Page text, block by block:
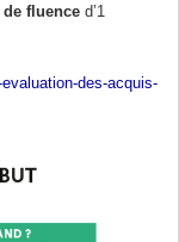
de fluence d’1
des-acquis-